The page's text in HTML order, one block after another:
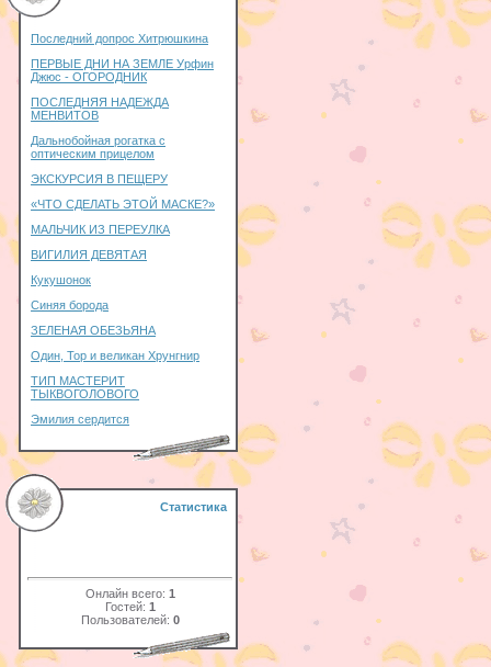
Последний допрос Хитрюшкина
ПЕРВЫЕ ДНИ НА ЗЕМЛЕ Урфин
Джюс - ОГОРОДНИК
ПОСЛЕДНЯЯ НАДЕЖДА
МЕНВИТОВ
Дальнобойная рогатка с
оптическим прицелом
ЭКСКУРСИЯ В ПЕЩЕРУ
«ЧТО СДЕЛАТЬ ЭТОЙ МАСКЕ?»
МАЛЬЧИК ИЗ ПЕРЕУЛКА
ВИГИЛИЯ ДЕВЯТАЯ
Кукушонок
Синяя борода
ЗЕЛЕНАЯ ОБЕЗЬЯНА
Один, Тор и великан Хрунгнир
ТИП МАСТЕРИТ
ТЫКВОГОЛОВОГО
Эмилия сердится
Статистика
Онлайн всего: 1
Гостей: 1
Пользователей: 0